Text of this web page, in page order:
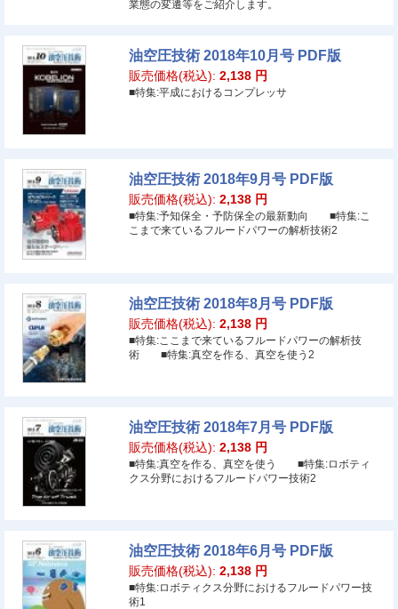
業態の変遷等をご紹介します。
油空圧技術 2018年10月号 PDF版
販売価格(税込): 2,138 円
■特集:平成におけるコンプレッサ
油空圧技術 2018年9月号 PDF版
販売価格(税込): 2,138 円
■特集:予知保全・予防保全の最新動向 ■特集:こ
こまで来ているフルードパワーの解析技術2
油空圧技術 2018年8月号 PDF版
販売価格(税込): 2,138 円
■特集:ここまで来ているフルードパワーの解析技
術 ■特集:真空を作る、真空を使う2
油空圧技術 2018年7月号 PDF版
販売価格(税込): 2,138 円
■特集:真空を作る、真空を使う ■特集:ロボティ
クス分野におけるフルードパワー技術2
油空圧技術 2018年6月号 PDF版
販売価格(税込): 2,138 円
■特集:ロボティクス分野におけるフルードパワー技
術1